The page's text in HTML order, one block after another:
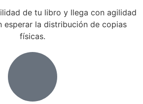
de tu libro y llega con agilidad
esperar la distribución de copias
físicas.